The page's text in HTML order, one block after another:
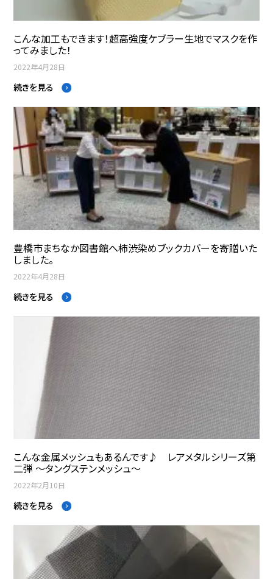
こんな加工もできます！超高強度ケブラー生地でマスクを作
ってみました！
2022年4月28日
続きを見る
豊橋市まちなか図書館へ柿渋染めブックカバーを寄贈いた
しました。
2022年4月28日
続きを見る
こんな金属メッシュもあるんです♪ レアメタルシリーズ第
二弾 ～タングステンメッシュ～
2022年2月10日
続きを見る